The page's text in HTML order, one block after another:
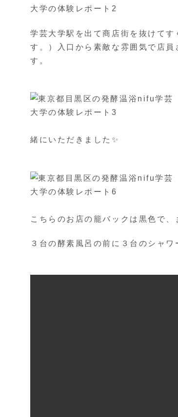
学芸大学駅を出て商店街を抜けて
す。）入口から素敵な雰囲気で店
す。
緒にいただきました✨
こちらのお店の籠バックは黒色で
３台の酵素風呂の前に３台のシャ